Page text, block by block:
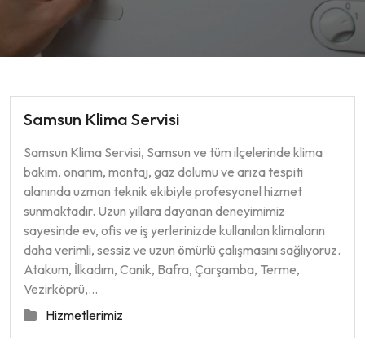
Samsun Klima Servisi
Samsun Klima Servisi, Samsun ve tüm ilçelerinde klima
bakım, onarım, montaj, gaz dolumu ve arıza tespiti
alanında uzman teknik ekibiyle profesyonel hizmet
sunmaktadır. Uzun yıllara dayanan deneyimimiz
sayesinde ev, ofis ve iş yerlerinizde kullanılan klimaların
daha verimli, sessiz ve uzun ömürlü çalışmasını sağlıyoruz.
Atakum, İlkadım, Canik, Bafra, Çarşamba, Terme,
Vezirköprü,…
Hizmetlerimiz